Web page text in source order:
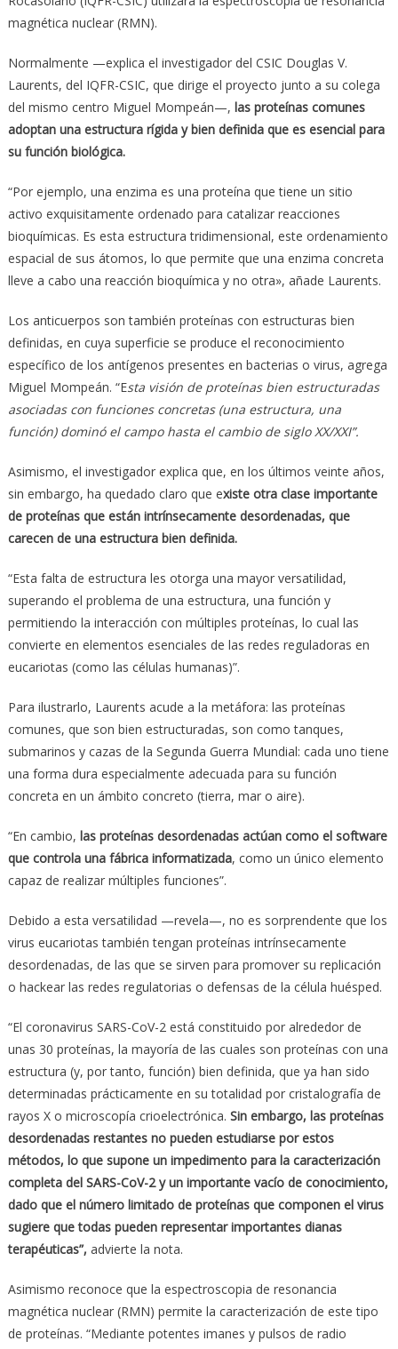
magnética nuclear (RMN).
Normalmente —explica el investigador del CSIC Douglas V.
Laurents, del IQFR-CSIC, que dirige el proyecto junto a su colega
del mismo centro Miguel Mompeán—, las proteínas comunes
adoptan una estructura rígida y bien definida que es esencial para
su función biológica.
“Por ejemplo, una enzima es una proteína que tiene un sitio
activo exquisitamente ordenado para catalizar reacciones
bioquímicas. Es esta estructura tridimensional, este ordenamiento
espacial de sus átomos, lo que permite que una enzima concreta
lleve a cabo una reacción bioquímica y no otra», añade Laurents.
Los anticuerpos son también proteínas con estructuras bien
definidas, en cuya superficie se produce el reconocimiento
específico de los antígenos presentes en bacterias o virus, agrega
Miguel Mompeán. “Esta visión de proteínas bien estructuradas
asociadas con funciones concretas (una estructura, una
función) dominó el campo hasta el cambio de siglo XX/XXI”.
Asimismo, el investigador explica que, en los últimos veinte años,
sin embargo, ha quedado claro que existe otra clase importante
de proteínas que están intrínsecamente desordenadas, que
carecen de una estructura bien definida.
“Esta falta de estructura les otorga una mayor versatilidad,
superando el problema de una estructura, una función y
permitiendo la interacción con múltiples proteínas, lo cual las
convierte en elementos esenciales de las redes reguladoras en
eucariotas (como las células humanas)”.
Para ilustrarlo, Laurents acude a la metáfora: las proteínas
comunes, que son bien estructuradas, son como tanques,
submarinos y cazas de la Segunda Guerra Mundial: cada uno tiene
una forma dura especialmente adecuada para su función
concreta en un ámbito concreto (tierra, mar o aire).
“En cambio, las proteínas desordenadas actúan como el software
que controla una fábrica informatizada, como un único elemento
capaz de realizar múltiples funciones”.
Debido a esta versatilidad —revela—, no es sorprendente que los
virus eucariotas también tengan proteínas intrínsecamente
desordenadas, de las que se sirven para promover su replicación
o hackear las redes regulatorias o defensas de la célula huésped.
“El coronavirus SARS-CoV-2 está constituido por alrededor de
unas 30 proteínas, la mayoría de las cuales son proteínas con una
estructura (y, por tanto, función) bien definida, que ya han sido
determinadas prácticamente en su totalidad por cristalografía de
rayos X o microscopía crioelectrónica. Sin embargo, las proteínas
desordenadas restantes no pueden estudiarse por estos
métodos, lo que supone un impedimento para la caracterización
completa del SARS-CoV-2 y un importante vacío de conocimiento,
dado que el número limitado de proteínas que componen el virus
sugiere que todas pueden representar importantes dianas
terapéuticas”, advierte la nota.
Asimismo reconoce que la espectroscopia de resonancia
magnética nuclear (RMN) permite la caracterización de este tipo
de proteínas. “Mediante potentes imanes y pulsos de radio